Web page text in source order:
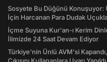
Sosyete Bu Düğünü Konuşuyor:
İçin Harcanan Para Dudak
İçme Suyuna Kur'an-ı Kerim
İlimizde 24 Saat Devam Ediyor
Türkiye'nin Ünlü AVM'si